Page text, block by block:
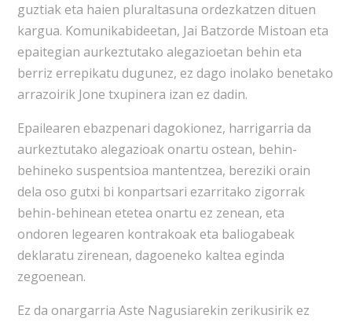
guztiak eta haien pluraltasuna ordezkatzen dituen
kargua. Komunikabideetan, Jai Batzorde Mistoan eta
epaitegian aurkeztutako alegazioetan behin eta
berriz errepikatu dugunez, ez dago inolako benetako
arrazoirik Jone txupinera izan ez dadin.
Epailearen ebazpenari dagokionez, harrigarria da
aurkeztutako alegazioak onartu ostean, behin-
behineko suspentsioa mantentzea, bereziki orain
dela oso gutxi bi konpartsari ezarritako zigorrak
behin-behinean etetea onartu ez zenean, eta
ondoren legearen kontrakoak eta baliogabeak
deklaratu zirenean, dagoeneko kaltea eginda
zegoenean.
Ez da onargarria Aste Nagusiarekin zerikusirik ez